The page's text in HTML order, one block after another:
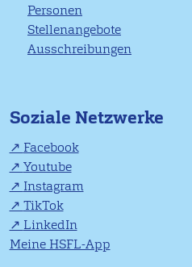
Personen
Stellenangebote
Ausschreibungen
Soziale Netzwerke
Facebook
Youtube
Instagram
TikTok
LinkedIn
Meine HSFL-App